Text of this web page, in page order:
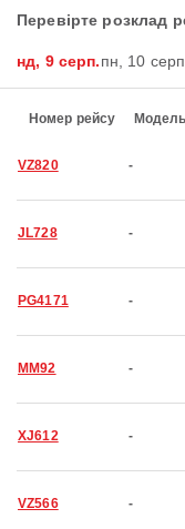
Перевірте розклад
нд, 9 серп.пн, 10 серп.
Номер рейсу
VZ820 -
JL728 -
PG4171 -
MM92 -
XJ612 -
VZ566 -